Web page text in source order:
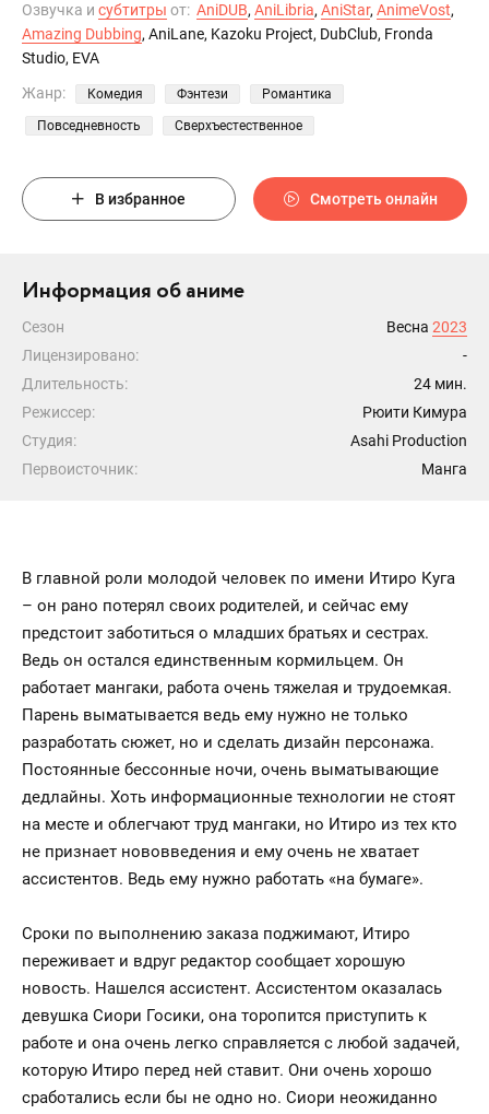
Озвучка и субтитры от: AniDUB, AniLibria, AniStar, AnimeVost,
Amazing Dubbing, AniLane, Kazoku Project, DubClub, Fronda
Studio, EVA
Жанр:
Комедия Фэнтези Романтика
Повседневность Сверхъестественное
В избранное Смотреть онлайн
Информация об аниме
Сезон Весна 2023
Лицензировано:
-
Длительность:
24 мин.
Режиссер:
Рюити Кимура
Студия:
Asahi Production
Первоисточник:
Манга
В главной роли молодой человек по имени Итиро Куга
– он рано потерял своих родителей, и сейчас ему
предстоит заботиться о младших братьях и сестрах.
Ведь он остался единственным кормильцем. Он
работает мангаки, работа очень тяжелая и трудоемкая.
Парень выматывается ведь ему нужно не только
разработать сюжет, но и сделать дизайн персонажа.
Постоянные бессонные ночи, очень выматывающие
дедлайны. Хоть информационные технологии не стоят
на месте и облегчают труд мангаки, но Итиро из тех кто
не признает нововведения и ему очень не хватает
ассистентов. Ведь ему нужно работать «на бумаге».
Сроки по выполнению заказа поджимают, Итиро
переживает и вдруг редактор сообщает хорошую
новость. Нашелся ассистент. Ассистентом оказалась
девушка Сиори Госики, она торопится приступить к
работе и она очень легко справляется с любой задачей,
которую Итиро перед ней ставит. Они очень хорошо
сработались если бы не одно но. Сиори неожиданно